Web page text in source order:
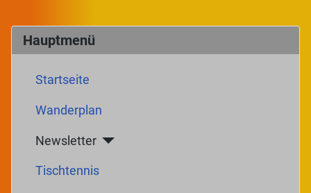
Hauptmenü
Startseite
Wanderplan
Newsletter
Tischtennis